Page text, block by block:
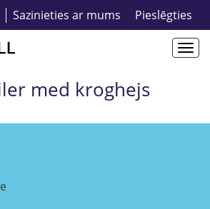
Sazinieties ar mums Pieslēgties
med kroghejs